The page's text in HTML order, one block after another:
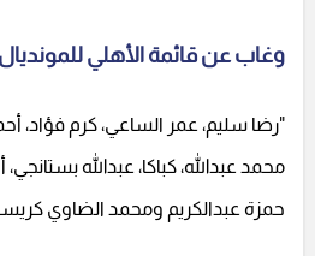
وغاب عن قائمة الأهلي للمونديال 11 لاعبا هم:
"رضا سليم، عمر الساعي، كرم فؤاد،
محمد عبدالله، كباكا، عبدالله
حمزة عبدالكريم ومحمد الضاوي